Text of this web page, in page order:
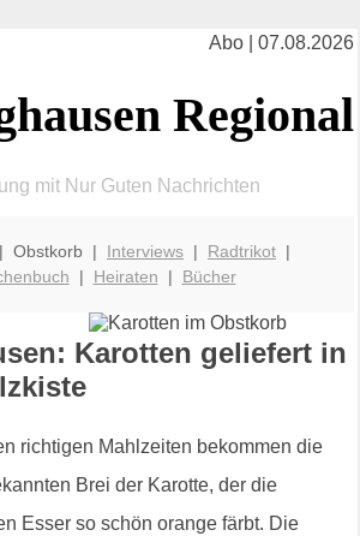
Abo | 07.08.2026
Regional
mit Nur Guten Nachrichten
| Obstkorb | Interviews | Radtrikot |
| Heiraten | Bücher
Karotten geliefert in
richtigen Mahlzeiten bekommen die
Brei der Karotte, der die
Esser so schön orange färbt. Die